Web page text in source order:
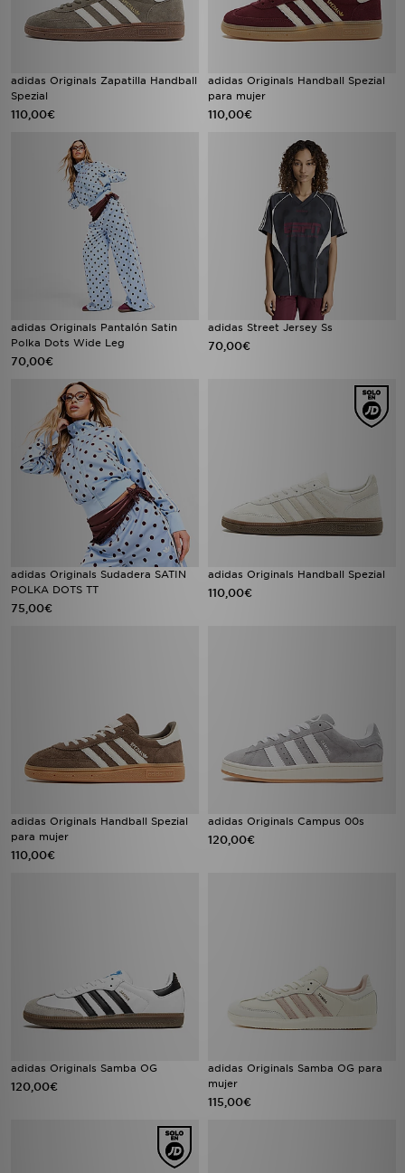
adidas Originals Zapatilla Handball
Spezial
110,00€
adidas Originals Handball Spezial
para mujer
110,00€
adidas Originals Pantalón Satin
Polka Dots Wide Leg
70,00€
adidas Street Jersey Ss
70,00€
adidas Originals Sudadera SATIN
POLKA DOTS TT
75,00€
adidas Originals Handball Spezial
110,00€
adidas Originals Handball Spezial
para mujer
110,00€
adidas Originals Campus 00s
120,00€
adidas Originals Samba OG
120,00€
adidas Originals Samba OG para
mujer
115,00€